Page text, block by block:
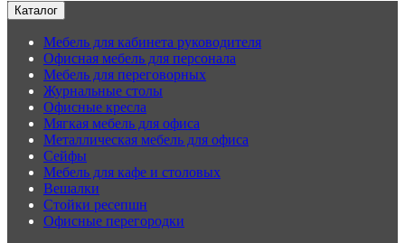
Каталог
Мебель для кабинета руководителя
Офисная мебель для персонала
Мебель для переговорных
Журнальные столы
Офисные кресла
Мягкая мебель для офиса
Металлическая мебель для офиса
Сейфы
Мебель для кафе и столовых
Вешалки
Стойки ресепшн
Офисные перегородки